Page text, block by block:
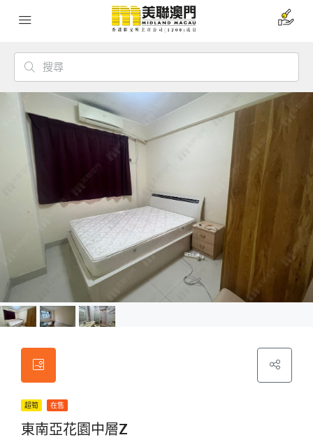
超筍 在售
東南亞花園中層Z